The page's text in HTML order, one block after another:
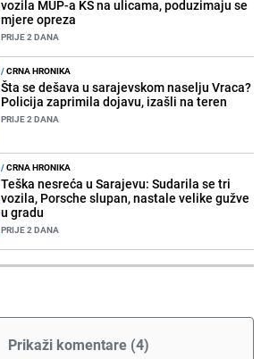
vozila MUP-a KS na ulicama, poduzimaju se
mjere opreza
PRIJE 2 DANA
/CRNA HRONIKA
Šta se dešava u sarajevskom naselju Vraca?
Policija zaprimila dojavu, izašli na teren
PRIJE 2 DANA
/CRNA HRONIKA
Teška nesreća u Sarajevu: Sudarila se tri
vozila, Porsche slupan, nastale velike gužve
u gradu
PRIJE 2 DANA
Prikaži komentare (4)